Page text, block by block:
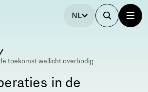
NL
toekomst wellicht overbodig
in de